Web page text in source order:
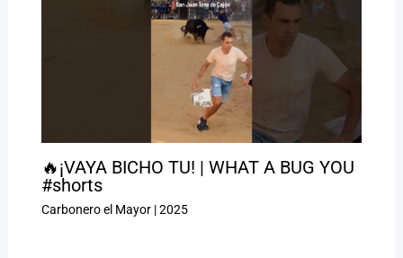
🔥¡VAYA BICHO TU! | WHAT A BUG YOU
#shorts
Carbonero el Mayor|2025